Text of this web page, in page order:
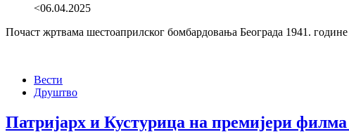
<06.04.2025
Почаст жртвама шестоаприлског бомбардовања Београда 1941.
Вести
Друштво
Патријарх и Кустурица на премијери